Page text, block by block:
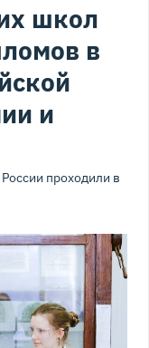
школ
в
и
проходили в